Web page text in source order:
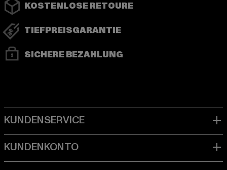
KOSTENLOSE RETOURE
TIEFPREISGARANTIE
SICHERE BEZAHLUNG